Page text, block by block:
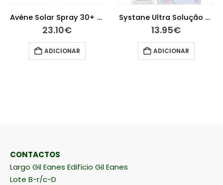
Avène Solar Spray 30+ 200 ml Systane Ultra Solução Oftalmológica Lubrificante 10 ml
ADICIONAR
CONTACTOS
Largo Gil Eanes Edifício Gil Eanes
Lote B-r/c-D